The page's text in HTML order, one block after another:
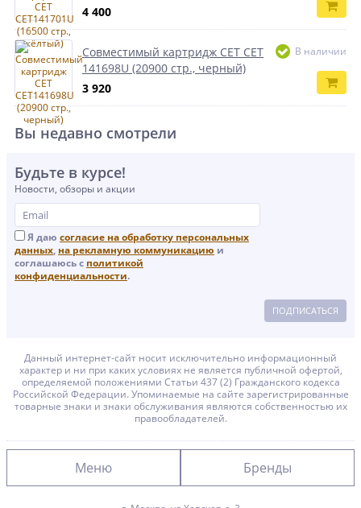
4 400
Совместимый картридж CET CET
141698U (20900 стр., черный)
3 920
В наличии
Вы недавно смотрели
Будьте в курсе!
Новости, обзоры и акции
Я даю согласие на обработку персональных
данных, на рекламную коммуникацию и
соглашаюсь с политикой
конфиденциальности.
ПОДПИСАТЬСЯ
Данный интернет-сайт носит исключительно информационный
характер и ни при каких условиях не является публичной офертой,
определяемой положениями Статьи 437 (2) Гражданского кодекса
Российской Федерации. Упоминаемые на сайте зарегистрированные
товарные знаки и знаки обслуживания являются собственностью их
правообладателей.
Меню Бренды